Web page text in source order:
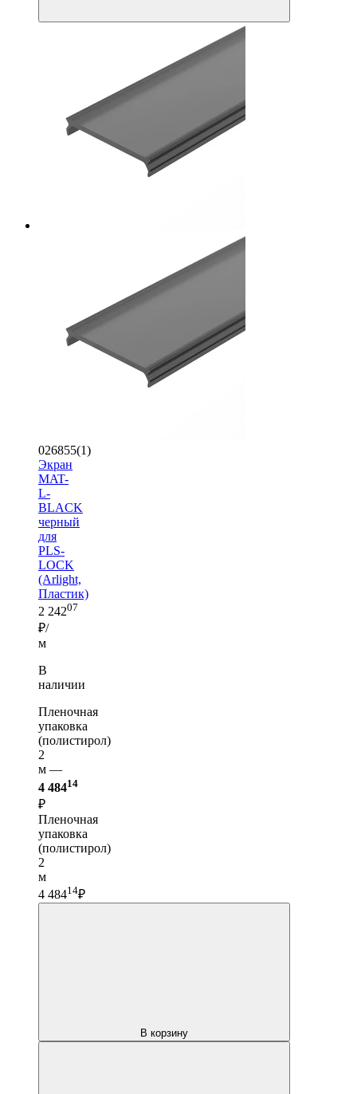
026855(1)
Экран
MAT-
L-
BLACK
черный
для
PLS-
LOCK
(Arlight,
Пластик)
2 24207
₽/
м
В
наличии
Пленочная
упаковка
(полистирол)
2
м —
4 48414
₽
Пленочная
упаковка
(полистирол)
2
м
4 48414₽
В корзину